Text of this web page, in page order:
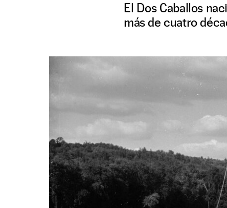
El Dos Caballos
más de cuatro